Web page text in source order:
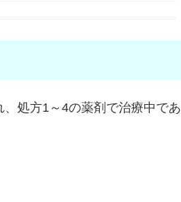
処方1～4の薬剤で治療中であ